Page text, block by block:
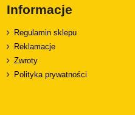
Informacje
Regulamin sklepu
Reklamacje
Zwroty
Polityka prywatności